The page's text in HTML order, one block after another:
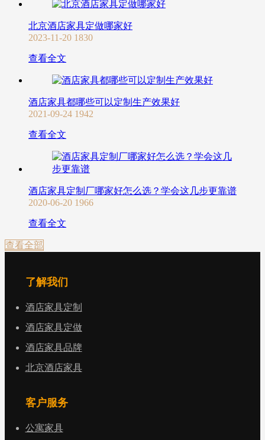
北京酒店家具定做哪家好
2023-11-20 1830
查看全文
酒店家具都哪些可以定制生产效果好
2021-09-24 1942
查看全文
酒店家具定制厂哪家好怎么选？学会这几步更靠谱
2020-06-20 1966
查看全文
查看全部
了解我们
酒店家具定制
酒店家具定做
酒店家具品牌
北京酒店家具
客户服务
公寓家具